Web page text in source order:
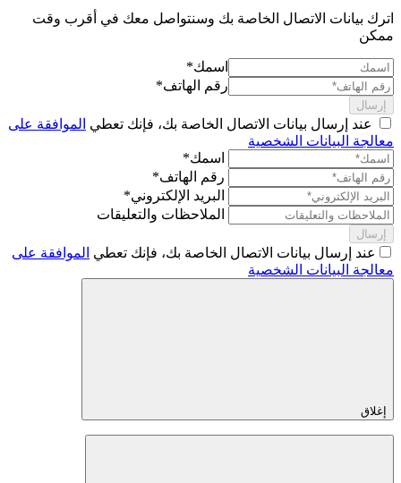
اترك بيانات الاتصال الخاصة بك وسنتواصل معك في أقرب وقت
ممكن
اسمك*
رقم الهاتف*
إرسال
عند إرسال بيانات الاتصال الخاصة بك، فإنك تعطي الموافقة على
معالجة البيانات الشخصية
اسمك*
رقم الهاتف*
البريد الإلكتروني*
الملاحظات والتعليقات
إرسال
عند إرسال بيانات الاتصال الخاصة بك، فإنك تعطي الموافقة على
معالجة البيانات الشخصية
إغلاق